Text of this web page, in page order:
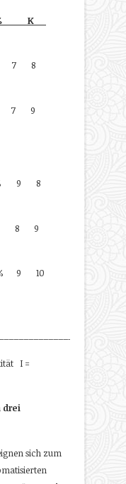
% K
7 8
7 9
9 8
8 9
9 10
I =
drei
sich zum